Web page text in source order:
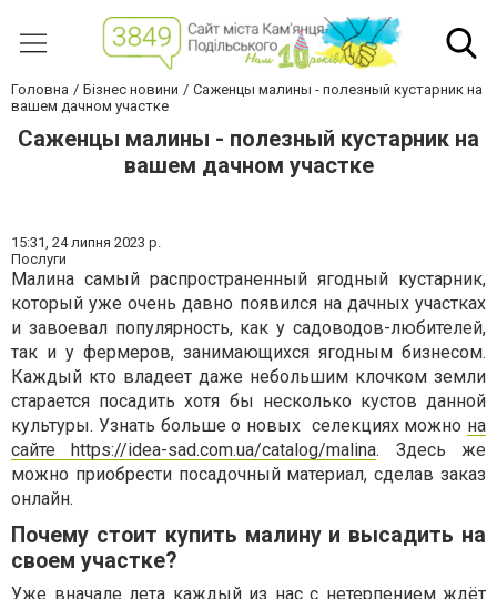
Головна Бізнес новини
Саженцы малины - полезный кустарник на
вашем дачном участке
Саженцы малины - полезный кустарник на
вашем дачном участке
15:31, 24 липня 2023 р.
Послуги
Малина самый распространенный ягодный кустарник,
который уже очень давно появился на дачных участках
и завоевал популярность, как у садоводов-любителей,
так и у фермеров, занимающихся ягодным бизнесом.
Каждый кто владеет даже небольшим клочком земли
старается посадить хотя бы несколько кустов данной
культуры. Узнать больше о новых селекциях можно на
сайте https://idea-sad.com.ua/catalog/malina. Здесь же
можно приобрести посадочный материал, сделав заказ
онлайн.
Почему стоит купить малину и высадить на
своем участке?
Уже вначале лета каждый из нас с нетерпением ждёт